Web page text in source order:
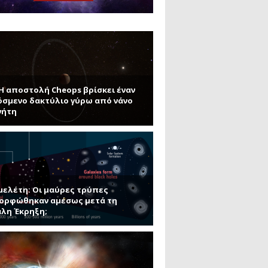
και πυριτένιο (Μέρος
ΜΙΤ)
ΑΠΘ)
σκοτεινή ύλη
αποστολή Cheops βρίσκει έναν
δακτύλιο γύρω από νάνο
Οι μαύρες τρύπες
αμέσως μετά τη
Έκρηξη;